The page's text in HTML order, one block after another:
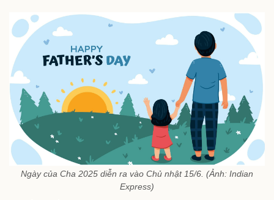
Ngày của Cha 2025 diễn ra vào Chủ nhật 15/6. (Ảnh: Indian
Express)